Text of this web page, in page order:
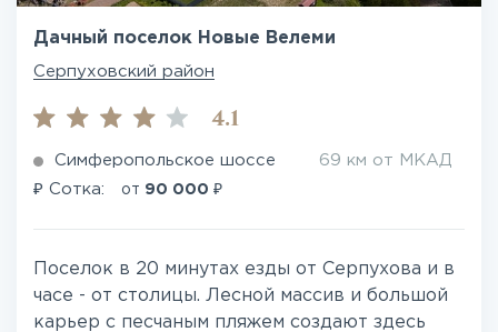
Дачный поселок Новые Велеми
Серпуховский район
4.1
Симферопольское шоссе 69 км от МКАД
₽ Сотка: от 90 000 ₽
Поселок в 20 минутах езды от Серпухова и в
часе - от столицы. Лесной массив и большой
карьер с песчаным пляжем создают здесь